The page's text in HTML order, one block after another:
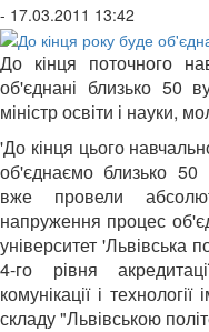
- 17.03.2011 13:42
До кінця поточного
об'єднані близько 50
міністр освіти і науки,
'До кінця цього
об'єднаємо близько 50
вже провели
напруження процес
університет 'Львівська
4-го рівня
комунікації і
складу "Львівською